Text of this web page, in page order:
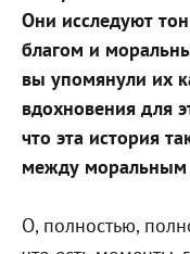
Они исследуют
благом и
вы упомянули их
вдохновения для
что эта история
между моральным
О, полностью,